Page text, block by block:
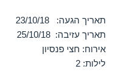
תאריך הגעה: 23/10/18
תאריך עזיבה: 25/10/18
אירוח: חצי פנסיון
לילות: 2